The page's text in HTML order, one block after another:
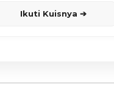
Ikuti Kuisnya ➔